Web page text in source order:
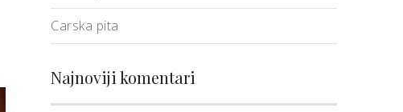
Carska pita
Najnoviji komentari